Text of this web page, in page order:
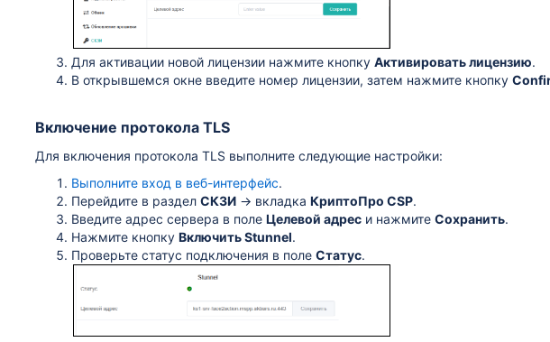
7
7
терминала
OSSL
Для активации новой лицензии нажмите кнопку Активировать лицензию.
В открывшемся окне введите номер лицензии, затем нажмите кнопку
Включение протокола TLS
Для включения протокола TLS выполните следующие настройки:
Выполните вход в веб-интерфейс.
Перейдите в раздел СКЗИ → вкладка КриптоПро CSP.
Введите адрес сервера в поле Целевой адрес и нажмите Сохранить.
Нажмите кнопку ВключитьStunnel.
Проверьте статус подключения в поле Статус.